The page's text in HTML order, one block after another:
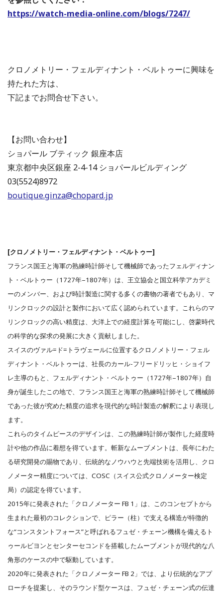
https://watch-media-online.com/blogs/7247/
クロノメトリー・フェルディナント・ベルトゥーに興味を
持たれた方は、
下記までお問合せ下さい。
【お問い合わせ】
ショパール ブティック 銀座本店
東京都中央区銀座 2-4-14 ショパールビルディング
03(5524)8972
boutique.ginza@chopard.jp
[クロノメトリー・フェルディナント・ベルトゥー]
フランス国王と海軍の熟練時計師そして機械師であったフェルディナン
ト・ベルトゥー（1727年–1807年）は、王立協会と国立科学アカデミ
ーのメンバー、および時計製造に関する多くの書物の著者でもあり、マ
リンクロックの設計と製作において広く認められています。これらのマ
リンクロックの高い精度は、大洋上での経度計算を可能にし、啓蒙時代
の科学的な探求の発展に大きく貢献しました。
スイスのヴァル=ド=トラヴェールに位置するクロノメトリー・フェル
ディナント・ベルトゥーは、社長のカール-フリードリッヒ・ショイフ
レ主導のもと、フェルディナント・ベルトゥー（1727年–1807年）自
身が誕生したこの地で、フランス国王と海軍の熟練時計師そして機械師
であった彼が究めた精度の追求を現代的な時計製造の解釈により表現し
ます。
これらのタイムピースのデザインは、この熟練時計師が製作した経度時
計や他の作品に着想を得ています。斬新なムーブメントは、長年にわた
る研究開発の賜物であり、伝統的なノウハウと先端技術を活用し、クロ
ノメーター精度については、COSC（スイス公式クロノメーター検定
局）の認定を得ています。
2015年に発表された「クロノメーター FB 1」は、このコンセプトから
生まれた最初のコレクションで、ピラー（柱）で支える構造が特徴的
な“コンスタントフォース”と呼ばれるフュゼ・チェーン機構を備えるト
ゥールビヨンとセンターセコンドを搭載したムーブメントが現代的な八
角形のケースの中で駆動しています。
2020年に発表された「クロノメーター FB 2」では、より伝統的なアプ
ローチを提案し、そのラウンド型ケースは、フュゼ・チェーン式の伝達